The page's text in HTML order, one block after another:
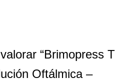
“Brimopress T
Oftálmica –